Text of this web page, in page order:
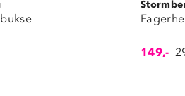
149,-